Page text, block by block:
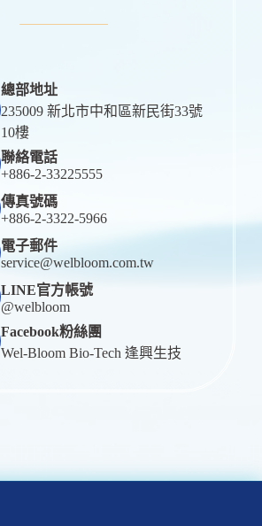
總部地址
235009 新北市中和區新民街33號
10樓
聯絡電話
+886-2-33225555
傳真號碼
+886-2-3322-5966
電子郵件
service@welbloom.com.tw
LINE官方帳號
@welbloom
Facebook粉絲團
Wel-Bloom Bio-Tech 逢興生技